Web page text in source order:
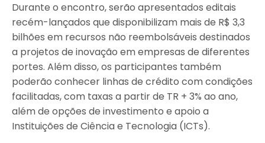
Durante o encontro, serão apresentados editais
recém-lançados que disponibilizam mais de R$ 3,3
bilhões em recursos não reembolsáveis destinados
a projetos de inovação em empresas de diferentes
portes. Além disso, os participantes também
poderão conhecer linhas de crédito com condições
facilitadas, com taxas a partir de TR + 3% ao ano,
além de opções de investimento e apoio a
Instituições de Ciência e Tecnologia (ICTs).